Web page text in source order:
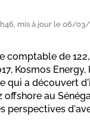
mis à jour le 06/03/
comptable de
Kosmos
qui a découvert
offshore au
perspectives